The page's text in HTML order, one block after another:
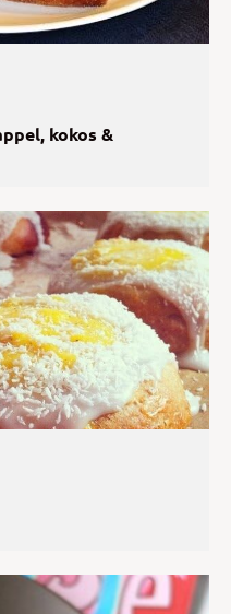
kokos &